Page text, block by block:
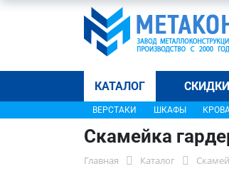
КАТАЛОГ СКИДКИ
ВЕРСТАКИ ШКАФЫ
Скамейка
Главная Каталог